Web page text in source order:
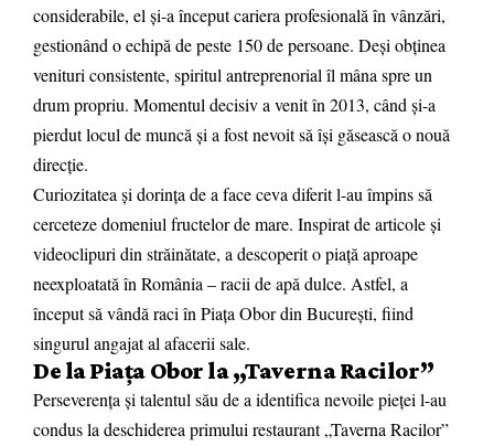
considerabile, el și-a început cariera profesională în vânzări,
gestionând o echipă de peste 150 de persoane. Deși obținea
venituri consistente, spiritul antreprenorial îl mâna spre un
drum propriu. Momentul decisiv a venit în 2013, când și-a
pierdut locul de muncă și a fost nevoit să își găsească o nouă
direcție.
Curiozitatea și dorința de a face ceva diferit l-au împins să
cerceteze domeniul fructelor de mare. Inspirat de articole și
videoclipuri din străinătate, a descoperit o piață aproape
neexploatată în România – racii de apă dulce. Astfel, a
început să vândă raci în Piața Obor din București, fiind
singurul angajat al afacerii sale.
De la Piața Obor la „Taverna Racilor”
Perseverența și talentul său de a identifica nevoile pieței l-au
condus la deschiderea primului restaurant „Taverna Racilor”